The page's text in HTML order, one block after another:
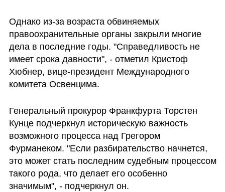
Однако из-за возраста обвиняемых
правоохранительные органы закрыли многие
дела в последние годы. "Справедливость не
имеет срока давности", - отметил Кристоф
Хюбнер, вице-президент Международного
комитета Освенцима.
Генеральный прокурор Франкфурта Торстен
Кунце подчеркнул историческую важность
возможного процесса над Грегором
Фурманеком. "Если разбирательство начнется,
это может стать последним судебным процессом
такого рода, что делает его особенно
значимым", - подчеркнул он.